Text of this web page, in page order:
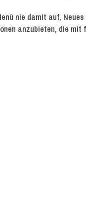
nie damit auf,
anzubieten, die